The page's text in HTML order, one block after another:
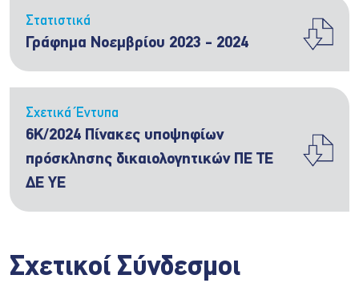
Στατιστικά
Γράφημα Νοεμβρίου 2023 - 2024
Σχετικά Έντυπα
6Κ/2024 Πίνακες υποψηφίων
πρόσκλησης δικαιολογητικών ΠΕ ΤΕ
ΔΕ YE
Σχετικοί Σύνδεσμοι